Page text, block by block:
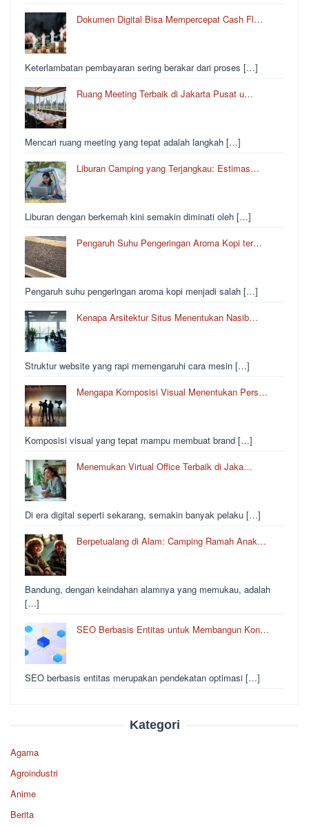
Dokumen Digital Bisa Mempercepat Cash Fl…
Keterlambatan pembayaran sering berakar dari proses […]
Ruang Meeting Terbaik di Jakarta Pusat u…
Mencari ruang meeting yang tepat adalah langkah […]
Liburan Camping yang Terjangkau: Estimas…
Liburan dengan berkemah kini semakin diminati oleh […]
Pengaruh Suhu Pengeringan Aroma Kopi ter…
Pengaruh suhu pengeringan aroma kopi menjadi salah […]
Kenapa Arsitektur Situs Menentukan Nasib…
Struktur website yang rapi memengaruhi cara mesin […]
Mengapa Komposisi Visual Menentukan Pers…
Komposisi visual yang tepat mampu membuat brand […]
Menemukan Virtual Office Terbaik di Jaka…
Di era digital seperti sekarang, semakin banyak pelaku […]
Berpetualang di Alam: Camping Ramah Anak…
Bandung, dengan keindahan alamnya yang memukau, adalah
[…]
SEO Berbasis Entitas untuk Membangun Kon…
SEO berbasis entitas merupakan pendekatan optimasi […]
Kategori
Agama
Agroindustri
Anime
Berita